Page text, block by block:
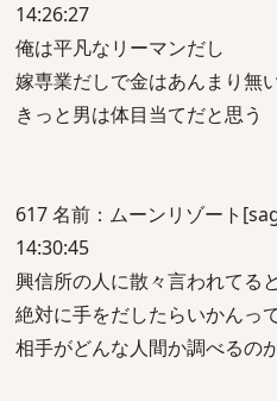
14:26:27
俺は平凡なリーマンだし
嫁専業だしで金はあんまり無
きっと男は体目当てだと思う
617 名前：ムーンリゾート
14:30:45
興信所の人に散々言われてる
絶対に手をだしたらいかんっ
相手がどんな人間か調べるの